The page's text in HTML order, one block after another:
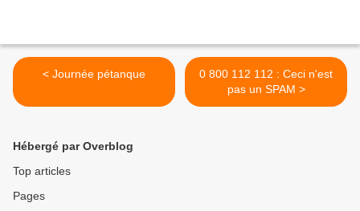
< Journée pétanque
0 800 112 112 : Ceci n'est
pas un SPAM >
Hébergé par Overblog
Top articles
Pages